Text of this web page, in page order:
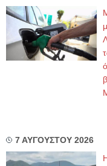
7 ΑΥΓΟΥΣΤΟΥ 2026